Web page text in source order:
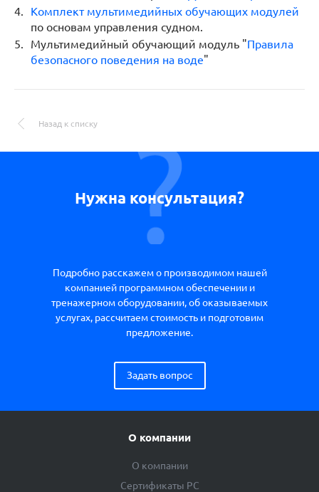
Комплект мультимедийных обучающих модулей
по основам управления судном.
Мультимедийный обучающий модуль "Правила
безопасного поведения на воде"
Назад к списку
Нужна консультация?
Подробно расскажем о производимом нашей
компанией программном обеспечении и
тренажерном оборудовании, об оказываемых
услугах, рассчитаем стоимость и подготовим
предложение.
Задать вопрос
О компании
О компании
Сертификаты РС